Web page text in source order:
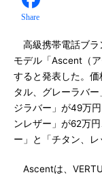
Share
高級携帯電話ブラ
モデル「Ascent（
すると発表した。
タル、グレーラバ
ジラバー」が49万
ンレザー」が62万
ー」と「チタン、レ
Ascentは、